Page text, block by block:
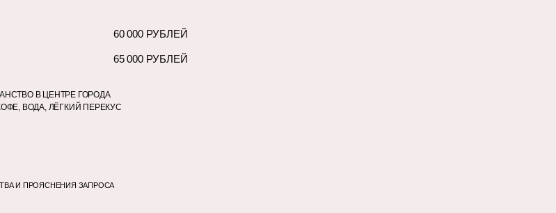
В ЦЕНТРЕ ГОРОДА
60 000 РУБЛЕЙ
ВОДА, ЛЁГКИЙ ПЕРЕКУС
И ПРОЯСНЕНИЯ ЗАПРОСА
65 000 РУБЛЕЙ